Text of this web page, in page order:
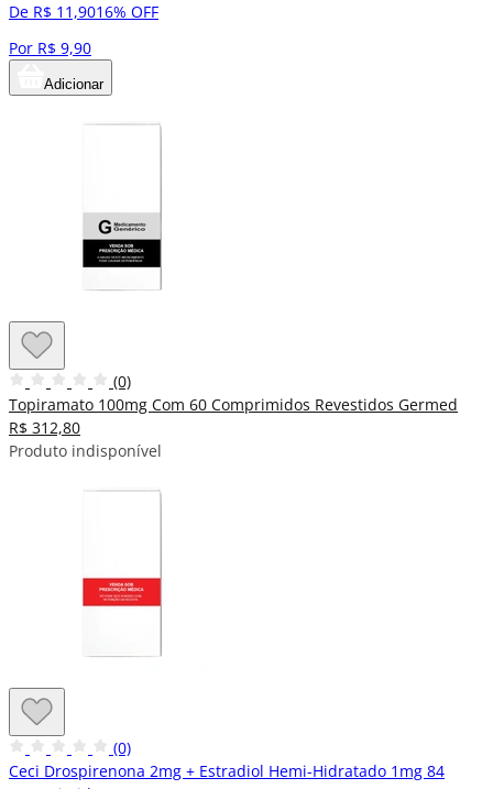
De R$ 11,9016% OFF
Por R$ 9,90
Adicionar
(0)
Topiramato 100mg Com 60 Comprimidos Revestidos Germed
R$ 312,80
Produto indisponível
(0)
Ceci Drospirenona 2mg + Estradiol Hemi-Hidratado 1mg 84